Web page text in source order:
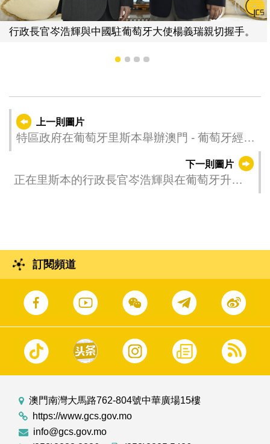
行政長官岑浩輝與中國駐葡萄牙大使楊義瑞親切握手。
1 2 3 4
上一則圖片
特區政府在葡萄牙里斯本舉辦澳門 - 葡萄牙經貿
下一則圖片
正在里斯本的行政長官岑浩輝與在葡萄牙升學
訂閱頻道
澳門南灣大馬路762-804號中華廣場15樓
https://www.gcs.gov.mo
info@gcs.gov.mo